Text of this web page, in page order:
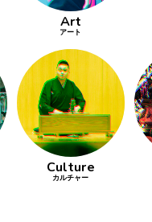
Art
アート
Culture
カルチャー